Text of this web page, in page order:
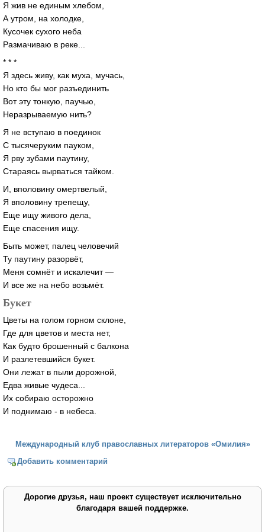
Я жив не единым хлебом,
А утром, на холодке,
Кусочек сухого неба
Размачиваю в реке...
* * *
Я здесь живу, как муха, мучась,
Но кто бы мог разъединить
Вот эту тонкую, паучью,
Неразрываемую нить?
Я не вступаю в поединок
С тысячеруким пауком,
Я рву зубами паутину,
Стараясь вырваться тайком.
И, вполовину омертвелый,
Я вполовину трепещу,
Еще ищу живого дела,
Еще спасения ищу.
Быть может, палец человечий
Ту паутину разорвёт,
Меня сомнёт и искалечит —
И все же на небо возьмёт.
Букет
Цветы на голом горном склоне,
Где для цветов и места нет,
Как будто брошенный с балкона
И разлетевшийся букет.
Они лежат в пыли дорожной,
Едва живые чудеса...
Их собираю осторожно
И поднимаю - в небеса.
Международный клуб православных литераторов «Омилия»
Добавить комментарий
Дорогие друзья, наш проект существует исключительно
благодаря вашей поддержке.